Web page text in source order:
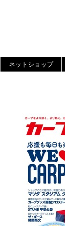
ネットショップ